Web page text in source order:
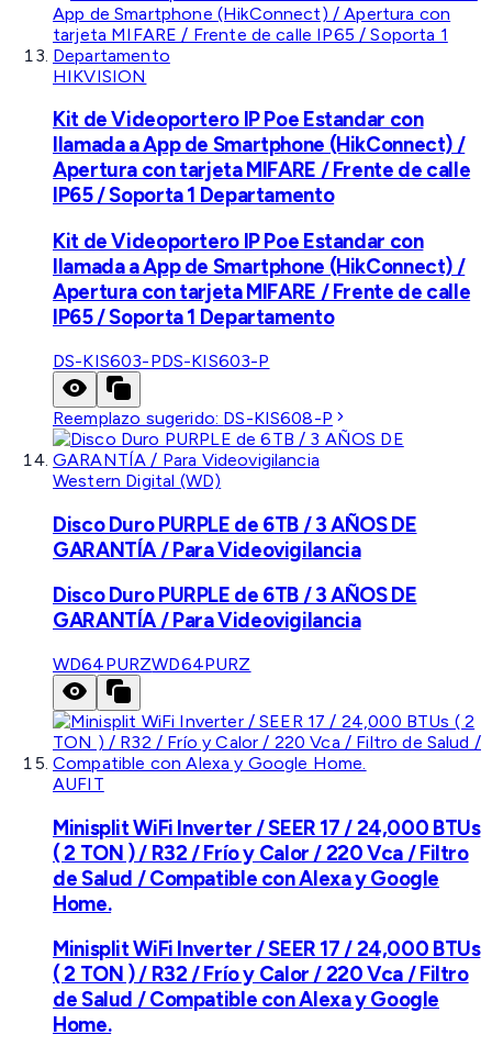
HIKVISION
Kit de Videoportero IP Poe Estandar con
llamada a App de Smartphone (HikConnect) /
Apertura con tarjeta MIFARE / Frente de calle
IP65 / Soporta 1 Departamento
Kit de Videoportero IP Poe Estandar con
llamada a App de Smartphone (HikConnect) /
Apertura con tarjeta MIFARE / Frente de calle
IP65 / Soporta 1 Departamento
DS-KIS603-PDS-KIS603-P
Reemplazo sugerido: DS-KIS608-P
Western Digital (WD)
Disco Duro PURPLE de 6TB / 3 AÑOS DE
GARANTÍA / Para Videovigilancia
Disco Duro PURPLE de 6TB / 3 AÑOS DE
GARANTÍA / Para Videovigilancia
WD64PURZWD64PURZ
AUFIT
Minisplit WiFi Inverter / SEER 17 / 24,000 BTUs
( 2 TON ) / R32 / Frío y Calor / 220 Vca / Filtro
de Salud / Compatible con Alexa y Google
Home.
Minisplit WiFi Inverter / SEER 17 / 24,000 BTUs
( 2 TON ) / R32 / Frío y Calor / 220 Vca / Filtro
de Salud / Compatible con Alexa y Google
Home.